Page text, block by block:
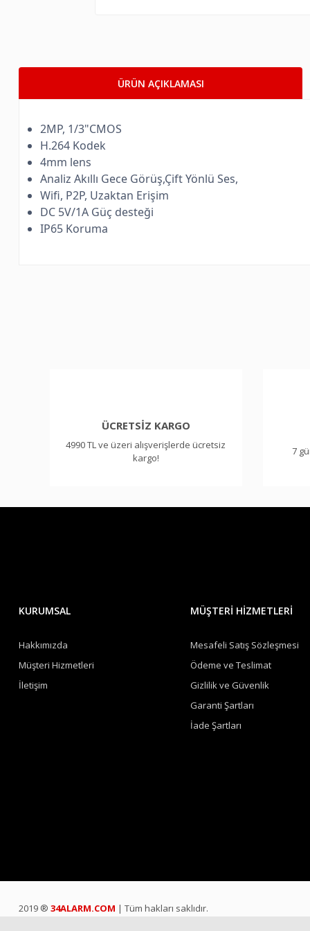
ÜRÜN AÇIKLAMASI
2MP, 1/3"CMOS
H.264 Kodek
4mm lens
Analiz Akıllı Gece Görüş,Çift Yönlü Ses,
Wifi, P2P, Uzaktan Erişim
DC 5V/1A Güç desteği
IP65 Koruma
Bu ürüne benzer farklı alternatifler olmalı.
ÜCRETSİZ KARGO
4990 TL ve üzeri alışverişlerde ücretsiz
kargo!
7
KURUMSAL
Hakkımızda
Müşteri Hizmetleri
İletişim
MÜŞTERİ HİZMETLERİ
Mesafeli Satış Sözleşmesi
Ödeme ve Teslimat
Gizlilik ve Güvenlik
Garanti Şartları
İade Şartları
2019 ® 34ALARM.COM | Tüm hakları saklıdır.